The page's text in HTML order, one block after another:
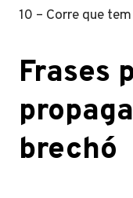
10 – Corre que
Frases
brechó